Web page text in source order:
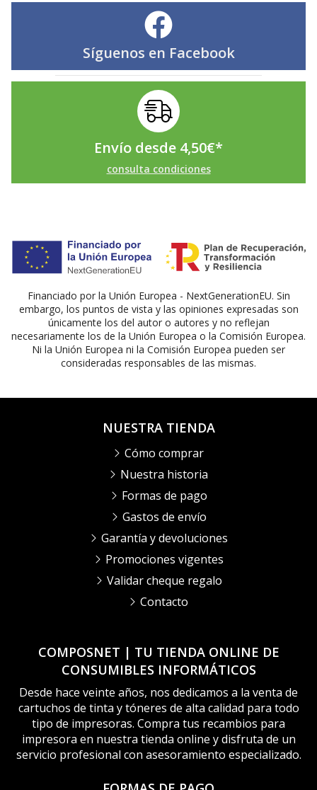
Síguenos en Facebook
Envío desde 4,50€*
consulta condiciones
Financiado por la Unión Europea - NextGenerationEU. Sin
embargo, los puntos de vista y las opiniones expresadas son
únicamente los del autor o autores y no reflejan
necesariamente los de la Unión Europea o la Comisión Europea.
Ni la Unión Europea ni la Comisión Europea pueden ser
consideradas responsables de las mismas.
COMPOSNET | TU TIENDA ONLINE DE
CONSUMIBLES INFORMÁTICOS
Desde hace veinte años, nos dedicamos a la venta de
cartuchos de tinta y tóneres de alta calidad para todo
tipo de impresoras. Compra tus recambios para
impresora en nuestra tienda online y disfruta de un
servicio profesional con asesoramiento especializado.
NUESTRA TIENDA
Cómo comprar
Nuestra historia
Formas de pago
Gastos de envío
Garantía y devoluciones
Promociones vigentes
Validar cheque regalo
Contacto